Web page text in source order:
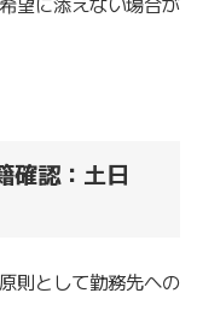
確認：土日
則として勤務先への